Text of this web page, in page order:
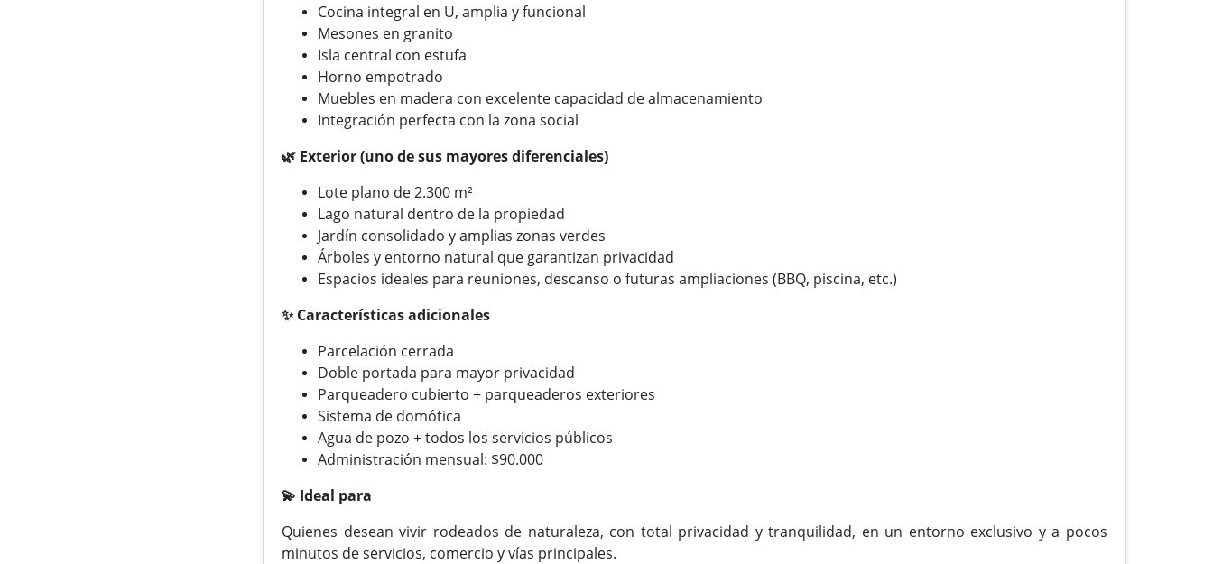
Cocina integral en U, amplia y funcional
Mesones en granito
Isla central con estufa
Horno empotrado
Muebles en madera con excelente capacidad de almacenamiento
Integración perfecta con la zona social
🌿 Exterior (uno de sus mayores diferenciales)
Lote plano de 2.300 m²
Lago natural dentro de la propiedad
Jardín consolidado y amplias zonas verdes
Árboles y entorno natural que garantizan privacidad
Espacios ideales para reuniones, descanso o futuras ampliaciones (BBQ, piscina, etc.)
✨ Características adicionales
Parcelación cerrada
Doble portada para mayor privacidad
Parqueadero cubierto + parqueaderos exteriores
Sistema de domótica
Agua de pozo + todos los servicios públicos
Administración mensual: $90.000
💫 Ideal para
Quienes desean vivir rodeados de naturaleza, con total privacidad y tranquilidad, en un entorno exclusivo y a pocos
minutos de servicios, comercio y vías principales.